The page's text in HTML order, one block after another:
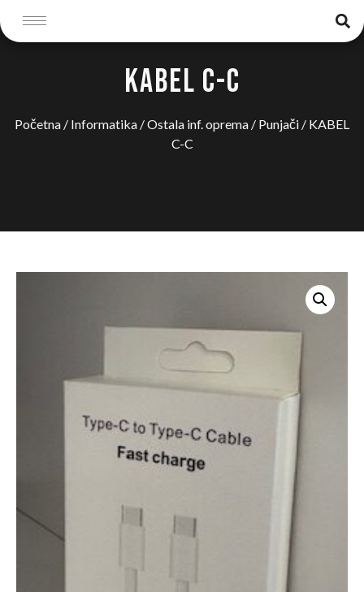
KABEL C-C
Početna / Informatika /Ostala inf. oprema / Punjači / KABEL
C-C